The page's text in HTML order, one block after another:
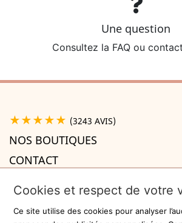
Une question
Consultez la FAQ ou
★★★★★ (3243 AVIS)
NOS BOUTIQUES
CONTACT
INFORMATIONS
Recevez la newsletter
Cookies et respect de votre
Ce site utilise des cookies pour analyser